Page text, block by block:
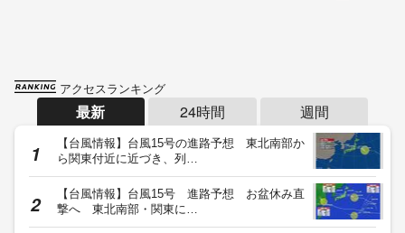
アクセスランキング
最新 24時間 週間
【台風情報】台風15号の進路予想 東北南部か
ら関東付近に近づき、列…
【台風情報】台風15号 進路予想 お盆休み直
撃へ 東北南部・関東に…